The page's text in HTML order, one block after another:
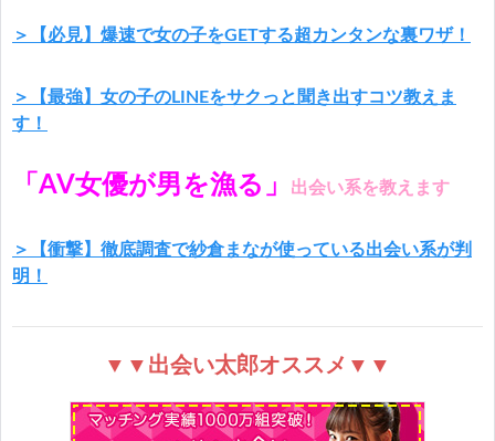
＞【必見】爆速で女の子をGETする超カンタンな裏ワザ！
＞【最強】女の子のLINEをサクっと聞き出すコツ教えま
す！
「AV女優が男を漁る」 出会い系を教えます
＞【衝撃】徹底調査で紗倉まなが使っている出会い系が判
明！
▼▼出会い太郎オススメ▼▼